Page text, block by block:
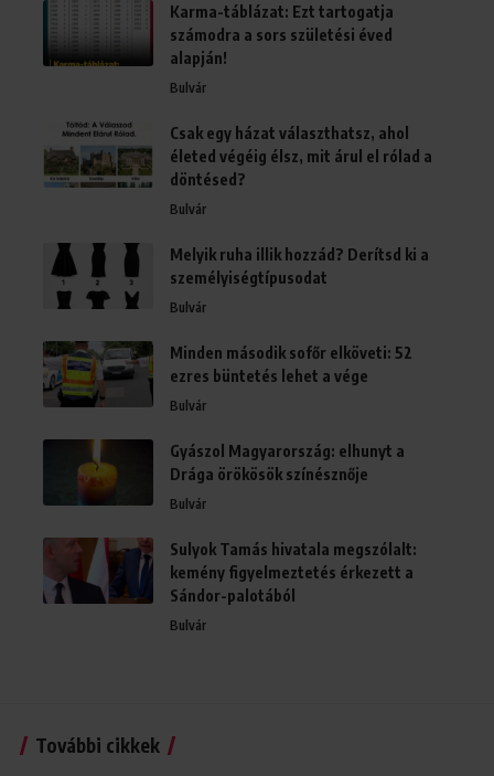
Karma-táblázat: Ezt tartogatja
számodra a sors születési éved
alapján!
Bulvár
Csak egy házat választhatsz, ahol
életed végéig élsz, mit árul el rólad a
döntésed?
Bulvár
Melyik ruha illik hozzád? Derítsd ki a
személyiségtípusodat
Bulvár
Minden második sofőr elköveti: 52
ezres büntetés lehet a vége
Bulvár
Gyászol Magyarország: elhunyt a
Drága örökösök színésznője
Bulvár
Sulyok Tamás hivatala megszólalt:
kemény figyelmeztetés érkezett a
Sándor-palotából
Bulvár
További cikkek